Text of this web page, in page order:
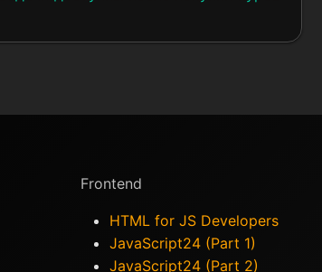
Frontend
HTML for JS Developers
JavaScript24 (Part 1)
JavaScript24 (Part 2)